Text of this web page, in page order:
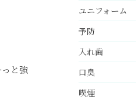
と強
ユニフォーム
予防
入れ歯
口臭
喫煙